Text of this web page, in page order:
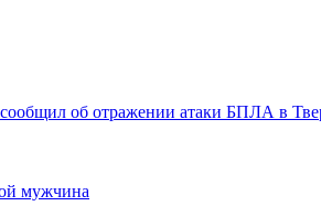
об отражении атаки БПЛА в
мужчина